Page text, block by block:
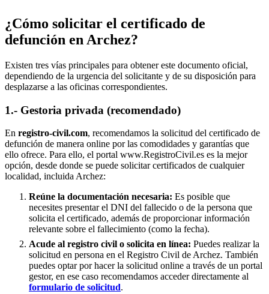
¿Cómo solicitar el certificado de
defunción en Archez?
Existen tres vías principales para obtener este documento oficial,
dependiendo de la urgencia del solicitante y de su disposición para
desplazarse a las oficinas correspondientes.
1.- Gestoria privada (recomendado)
En registro-civil.com, recomendamos la solicitud del certificado de
defunción de manera online por las comodidades y garantías que
ello ofrece. Para ello, el portal www.RegistroCivil.es es la mejor
opción, desde donde se puede solicitar certificados de cualquier
localidad, incluida Archez:
Reúne la documentación necesaria: Es posible que
necesites presentar el DNI del fallecido o de la persona que
solicita el certificado, además de proporcionar información
relevante sobre el fallecimiento (como la fecha).
Acude al registro civil o solicita en línea: Puedes realizar la
solicitud en persona en el Registro Civil de Archez. También
puedes optar por hacer la solicitud online a través de un portal
gestor, en ese caso recomendamos acceder directamente al
formulario de solicitud.